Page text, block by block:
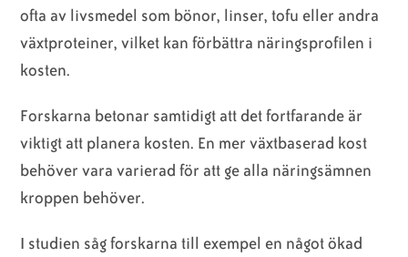
ofta av livsmedel som bönor, linser, tofu eller andra
växtproteiner, vilket kan förbättra näringsprofilen i
kosten.
Forskarna betonar samtidigt att det fortfarande är
viktigt att planera kosten. En mer växtbaserad kost
behöver vara varierad för att ge alla näringsämnen
kroppen behöver.
I studien såg forskarna till exempel en något ökad